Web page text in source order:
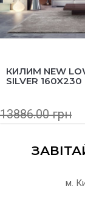
КИЛИМ NEW
SILVER
13886.00 грн
м.